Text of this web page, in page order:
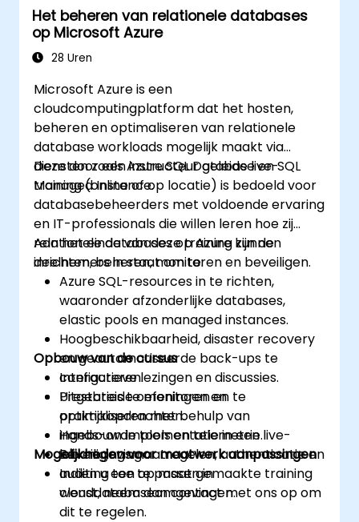
Het beheren van relationele databases
op Microsoft Azure
28 Uren
Microsoft Azure is een
cloudcomputingplatform dat het hosten,
beheren en optimaliseren van relationele
database workloads mogelijk maakt via
diensten zoals Azure SQL Database en SQL
Managed Instance.
Deze door een instructeur geleide live-
training (online of op locatie) is bedoeld voor
databasebeheerders met voldoende ervaring
en IT-professionals die willen leren hoe zij
relationele databases op Azure kunnen
inrichten, beheren, monitoren en beveiligen.
Aan het einde van deze training zijn de
deelnemers in staat om te:
Azure SQL-resources in te richten,
waaronder afzonderlijke databases,
elastic pools en managed instances.
Hoogbeschikbaarheid, disaster recovery
en geautomatiseerde back-ups te
configureren.
Prestaties te monitoren en te
optimaliseren met behulp van
ingebouwde tools en telemetrie.
Beveiligingsmaatregelen, authenticatie en
auditing toe te passen in
clouddatabaseomgevingen.
Opbouw van de cursus
Interactieve lezingen en discussies.
Uitgebreide oefeningen en
praktijkopdrachten.
Hands-on implementatie in een live-
labomgeving.
Mogelijkheden voor maatwerk aanpassingen
Indien u een op maat gemaakte training
wenst, neem dan contact met ons op om
dit te regelen.